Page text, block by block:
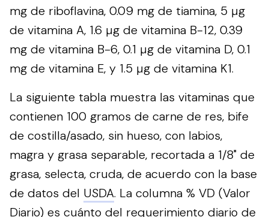
mg de riboflavina, 0.09 mg de tiamina, 5 µg
de vitamina A, 1.6 µg de vitamina B-12, 0.39
mg de vitamina B-6, 0.1 µg de vitamina D, 0.1
mg de vitamina E, y 1.5 µg de vitamina K1.
La siguiente tabla muestra las vitaminas que
contienen 100 gramos de carne de res, bife
de costilla/asado, sin hueso, con labios,
magra y grasa separable, recortada a 1/8" de
grasa, selecta, cruda, de acuerdo con la base
de datos del USDA. La columna % VD (Valor
Diario) es cuánto del requerimiento diario de